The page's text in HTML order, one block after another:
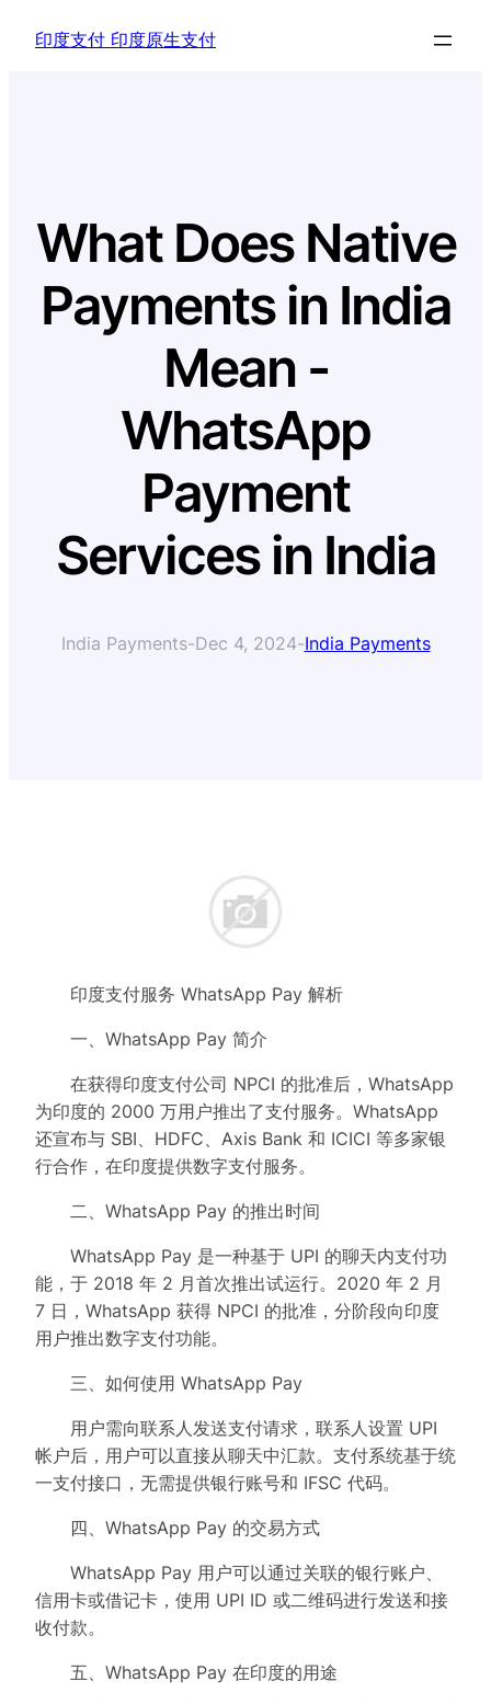
印度支付 印度原生支付
What Does Native
Payments in India
Mean -
WhatsApp
Payment
Services in India
India Payments-Dec 4, 2024-India Payments
印度支付服务 WhatsApp Pay 解析
一、WhatsApp Pay 简介
在获得印度支付公司 NPCI 的批准后，WhatsApp
为印度的 2000 万用户推出了支付服务。WhatsApp
还宣布与 SBI、HDFC、Axis Bank 和 ICICI 等多家银
行合作，在印度提供数字支付服务。
二、WhatsApp Pay 的推出时间
WhatsApp Pay 是一种基于 UPI 的聊天内支付功
能，于 2018 年 2 月首次推出试运行。2020 年 2 月
7 日，WhatsApp 获得 NPCI 的批准，分阶段向印度
用户推出数字支付功能。
三、如何使用 WhatsApp Pay
用户需向联系人发送支付请求，联系人设置 UPI
帐户后，用户可以直接从聊天中汇款。支付系统基于统
一支付接口，无需提供银行账号和 IFSC 代码。
四、WhatsApp Pay 的交易方式
WhatsApp Pay 用户可以通过关联的银行账户、
信用卡或借记卡，使用 UPI ID 或二维码进行发送和接
收付款。
五、WhatsApp Pay 在印度的用途